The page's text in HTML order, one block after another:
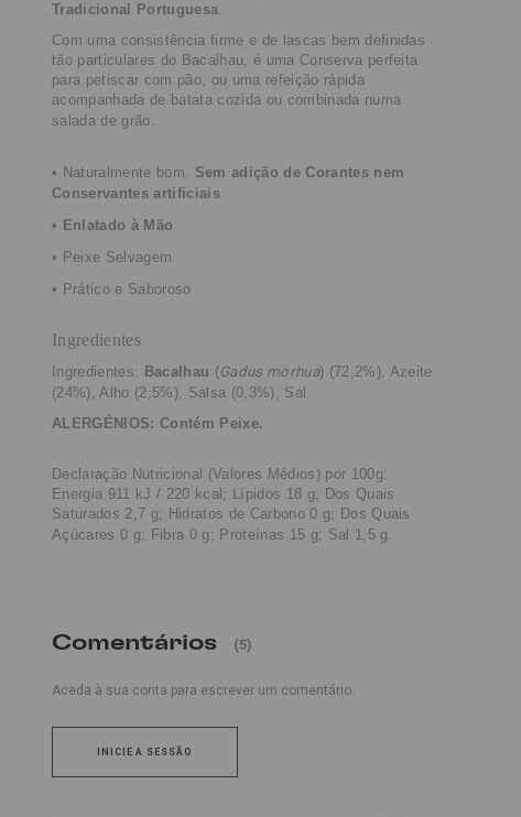
Tradicional Portuguesa.
Com uma consistência firme e de lascas bem definidas
tão particulares do Bacalhau, é uma Conserva perfeita
para petiscar com pão, ou uma refeição rápida
acompanhada de batata cozida ou combinada numa
salada de grão.
• Naturalmente bom. Sem adição de Corantes nem
Conservantes artificiais
• Enlatado à Mão
• Peixe Selvagem
• Prático e Saboroso
Ingredientes
Ingredientes: Bacalhau (Gadus morhua) (72,2%), Azeite
(24%), Alho (2,5%), Salsa (0,3%), Sal.
ALERGÉNIOS: Contém Peixe.
Declaração Nutricional (Valores Médios) por 100g:
Energia 911 kJ / 220 kcal; Lípidos 18 g; Dos Quais
Saturados 2,7 g; Hidratos de Carbono 0 g; Dos Quais
Açúcares 0 g; Fibra 0 g; Proteínas 15 g; Sal 1,5 g.
Comentários (5)
Aceda à sua conta para escrever um comentário.
INICIE A SESSÃO